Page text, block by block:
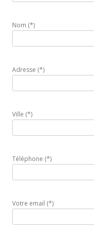
Nom (*)
Adresse (*)
Ville (*)
Téléphone (*)
Votre email (*)